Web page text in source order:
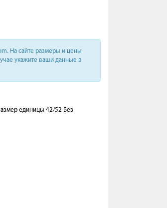
На сайте размеры и цены
укажите ваши данные в
единицы 42/52 Без